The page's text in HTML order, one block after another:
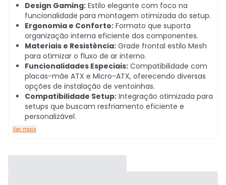
Design Gaming: Estilo elegante com foco na
funcionalidade para montagem otimizada do setup.
Ergonomia e Conforto: Formato que suporta
organização interna eficiente dos componentes.
Materiais e Resistência: Grade frontal estilo Mesh
para otimizar o fluxo de ar interno.
Funcionalidades Especiais: Compatibilidade com
placas-mãe ATX e Micro-ATX, oferecendo diversas
opções de instalação de ventoinhas.
Compatibilidade Setup: Integração otimizada para
setups que buscam resfriamento eficiente e
personalizável.
Ver mais